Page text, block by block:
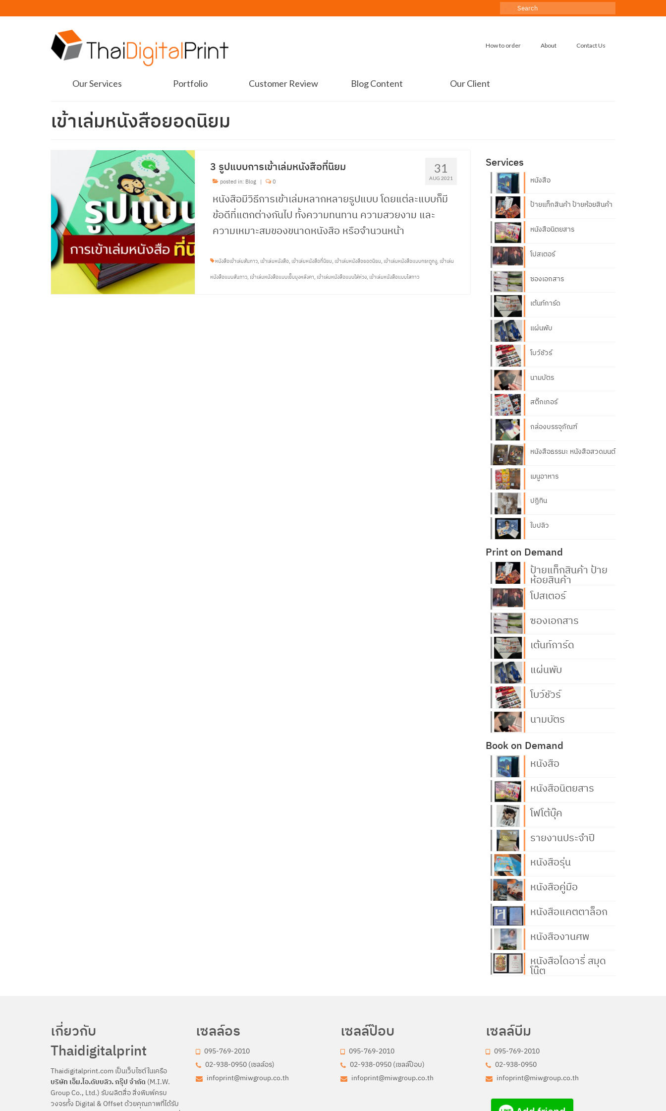
Search
How to order About Contact Us
Our Services Portfolio Customer Review Blog Content Our Client
เข้าเล่มหนังสือยอดนิยม
31
AUG 2021
3 รูปแบบการเข้าเล่มหนังสือที่นิยม
posted in: Blog | 0
หนังสือมีวิธีการเข้าเล่มหลากหลายรูปแบบ โดยแต่ละแบบก็มี
ข้อดีที่แตกต่างกันไป ทั้งความทนทาน ความสวยงาม และ
ความเหมาะสมของขนาดหนังสือ หรือจำนวนหน้า
หนังสือเข้าเล่มสันกาว เข้าเล่มหนังสือ เข้าเล่มหนังสือที่นิยม เข้าเล่มหนังสือยอดนิยม เข้าเล่มหนังสือแบบกระดูกงู เข้าเล่ม
หนังสือแบบสันกาว เข้าเล่มหนังสือแบบเย็บมุงหลังคา เข้าเล่มหนังสือแบบใส่ห่วง เข้าเล่มหนังสือแบบไสกาว
Services
หนังสือ
ป้ายแท็กสินค้า ป้ายห้อยสินค้า
หนังสือนิตยสาร
โปสเตอร์
ซองเอกสาร
เต้นท์การ์ด
แผ่นพับ
โบว์ชัวร์
นามบัตร
สติ๊กเกอร์
กล่องบรรจุภัณฑ์
หนังสือธรรมะ หนังสือสวดมนต์
เมนูอาหาร
ปฏิทิน
ใบปลิว
Print on Demand
ป้ายแท็กสินค้า ป้าย
ห้อยสินค้า
โปสเตอร์
ซองเอกสาร
เต้นท์การ์ด
แผ่นพับ
โบว์ชัวร์
นามบัตร
Book on Demand
หนังสือ
หนังสือนิตยสาร
โฟโต้บุ๊ค
รายงานประจำปี
หนังสือรุ่น
หนังสือคู่มือ
หนังสือแคตตาล็อก
หนังสืองานศพ
หนังสือไดอารี่ สมุด
โน๊ต
เกี่ยวกับ
Thaidigitalprint
Thaidigitalprint.com เป็นเว็บไซต์ในเครือ
บริษัท เอ็ม.ไอ.ดับบลิว. กรุ๊ป จำกัด (M.I.W.
Group Co., Ltd.) รับผลิตสื่อ สิ่งพิมพ์ครบ
วงจรทั้ง Digital & Offset ด้วยคุณภาพที่ได้รับ
เซลล์อร
095-769-2010
02-938-0950 (เซลล์อร)
infoprint@miwgroup.co.th
เซลล์ป๊อบ
095-769-2010
02-938-0950 (เซลล์ป๊อบ)
infoprint@miwgroup.co.th
เซลล์บีม
095-769-2010
02-938-0950
infoprint@miwgroup.co.th